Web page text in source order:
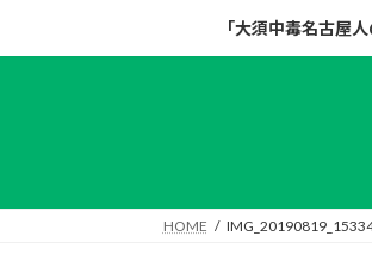
キ
に
「大須中毒名古屋
HOME